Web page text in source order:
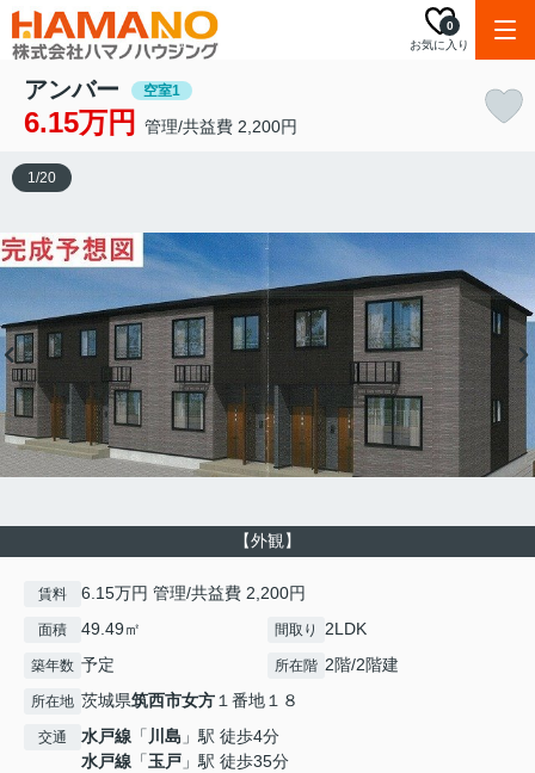
お気に入り
0
アンバー 空室1
6.15万円 管理/共益費 2,200円
【外観】
1/20
賃料 6.15万円 管理/共益費 2,200円
面積 49.49㎡ 間取り 2LDK
築年数 予定 所在階 2階/2階建
所在地 茨城県筑西市女方１番地１８
交通 水戸線 「 川島 」駅 徒歩4分
水戸線 「玉戸 」駅 徒歩35分